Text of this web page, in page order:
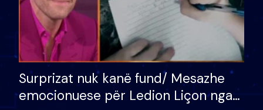
Surprizat nuk kanë fund/ Mesazhe
emocionuese për Ledion Liçon nga